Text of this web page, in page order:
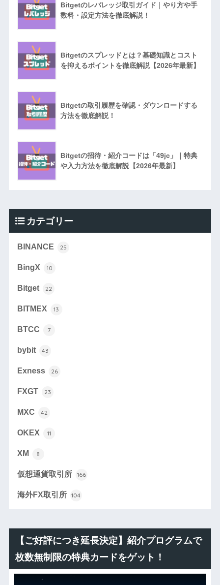
Bitgetのレバレッジ取引ガイド｜やり方や手
数料・設定方法を徹底解説！
Bitgetのスプレッドとは？基礎知識とコスト
を抑えるポイントを徹底解説【2026年最新】
Bitgetの取引履歴を確認・ダウンロードする
方法を徹底解説！
Bitgetの招待・紹介コードは「49jc」｜特典
や入力方法を徹底解説【2026年最新】
カテゴリー
BINANCE 25
BingX 10
Bitget 22
BITMEX 13
BTCC 7
bybit 43
Exness 26
FXGT 23
MXC 42
OKEX 11
XM 8
仮想通貨取引所 166
海外FX取引所 104
【ご好評につき延長決定】紹介プログラムで
枚数無制限の特典カードをゲット！